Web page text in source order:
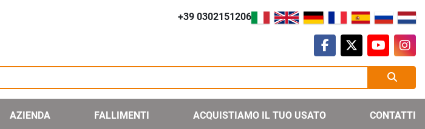
+39 0302151206
facebook
twitteryoutube
AZIENDA FALLIMENTI ACQUISTIAMO IL TUO USATO CONTATTI